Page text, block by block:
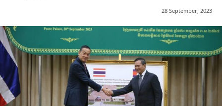
28 September, 2023